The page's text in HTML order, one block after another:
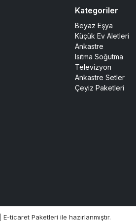
Kategoriler
Beyaz Eşya
Küçük Ev Aletleri
Ankastre
Isıtma Soğutma
Televizyon
Ankastre Setler
Çeyiz Paketleri
| E-ticaret Paketleri ile hazırlanmıştır.